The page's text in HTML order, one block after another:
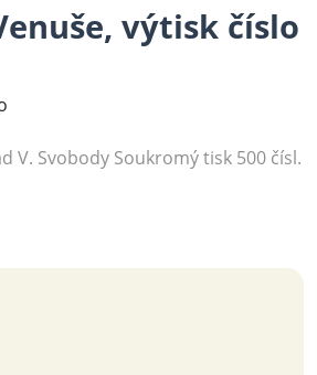
výtisk číslo
V. Svobody Soukromý tisk 500 čísl.